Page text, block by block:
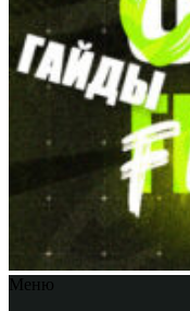
Меню